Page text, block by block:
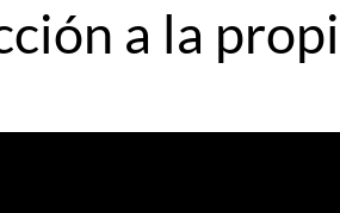
a la